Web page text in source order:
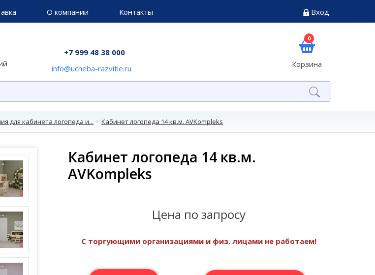
О компании Контакты Вход
+7 999 48 38 000
info@ucheba-razvitie.ru
0
Корзина
для кабинета логопеда и... Кабинет логопеда 14 кв.м. AVKompleks
Кабинет логопеда 14 кв.м.
AVKompleks
Цена по запросу
С торгующими организациями и физ. лицами не работаем!